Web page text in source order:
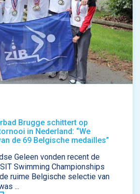
Brugge schittert op
in Nederland: “We
de 69 Belgische medailles”
Geleen vonden recent de
Swimming Championships
ruime Belgische selectie van
...